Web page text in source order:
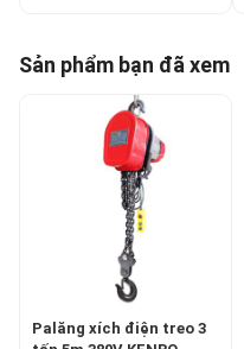
Sản phẩm bạn đã xem
Palăng xích điện treo 3